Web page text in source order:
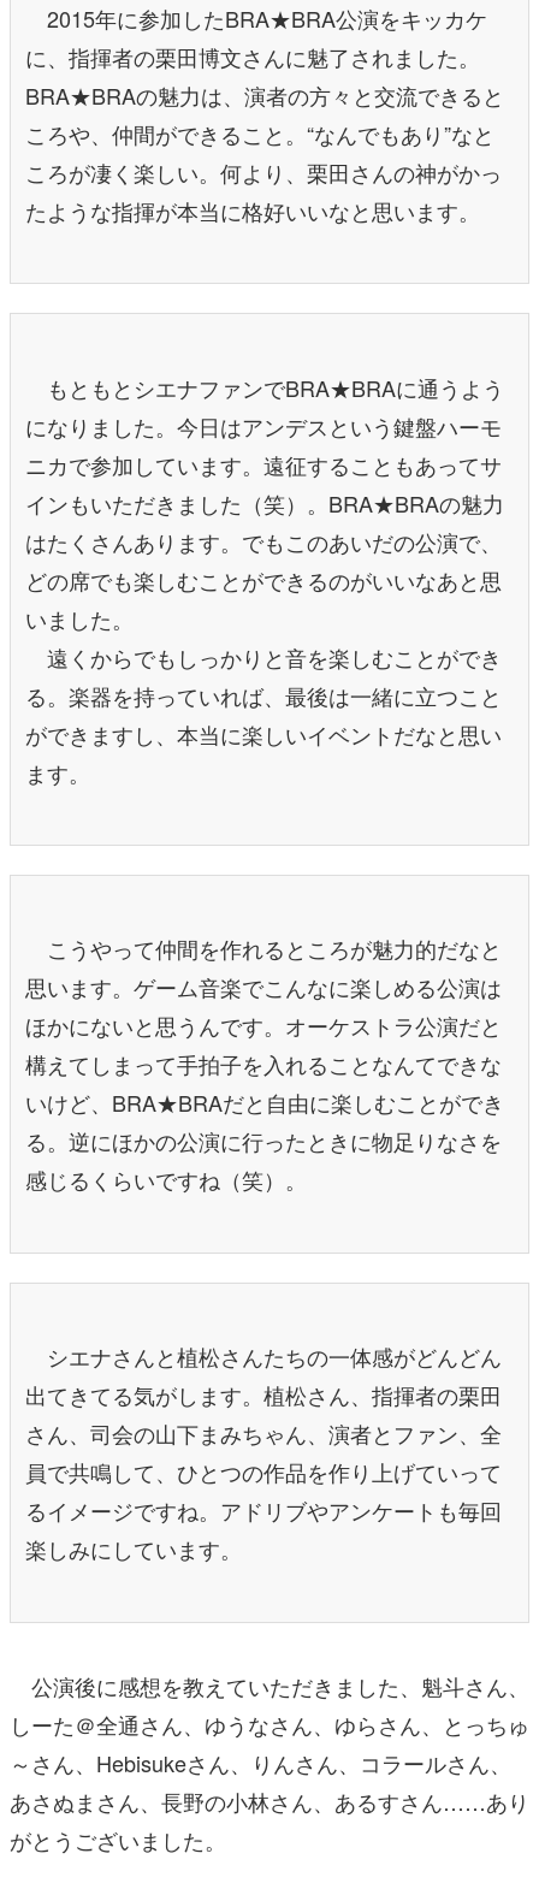
2015年に参加したBRA★BRA公演をキッカケ
に、指揮者の栗田博文さんに魅了されました。
BRA★BRAの魅力は、演者の方々と交流できると
ころや、仲間ができること。“なんでもあり”なと
ころが凄く楽しい。何より、栗田さんの神がかっ
たような指揮が本当に格好いいなと思います。
もともとシエナファンでBRA★BRAに通うよう
になりました。今日はアンデスという鍵盤ハーモ
ニカで参加しています。遠征することもあってサ
インもいただきました（笑）。BRA★BRAの魅力
はたくさんあります。でもこのあいだの公演で、
どの席でも楽しむことができるのがいいなあと思
いました。
遠くからでもしっかりと音を楽しむことができ
る。楽器を持っていれば、最後は一緒に立つこと
ができますし、本当に楽しいイベントだなと思い
ます。
こうやって仲間を作れるところが魅力的だなと
思います。ゲーム音楽でこんなに楽しめる公演は
ほかにないと思うんです。オーケストラ公演だと
構えてしまって手拍子を入れることなんてできな
いけど、BRA★BRAだと自由に楽しむことができ
る。逆にほかの公演に行ったときに物足りなさを
感じるくらいですね（笑）。
シエナさんと植松さんたちの一体感がどんどん
出てきてる気がします。植松さん、指揮者の栗田
さん、司会の山下まみちゃん、演者とファン、全
員で共鳴して、ひとつの作品を作り上げていって
るイメージですね。アドリブやアンケートも毎回
楽しみにしています。
公演後に感想を教えていただきました、魁斗さん、
しーた＠全通さん、ゆうなさん、ゆらさん、とっちゅ
～さん、Hebisukeさん、りんさん、コラールさん、
あさぬまさん、長野の小林さん、あるすさん……あり
がとうございました。